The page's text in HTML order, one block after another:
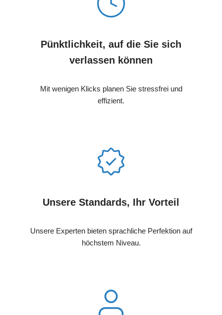
Pünktlichkeit, auf die Sie sich
verlassen können
Mit wenigen Klicks planen Sie stressfrei und
effizient.
Unsere Standards, Ihr Vorteil
Unsere Experten bieten sprachliche Perfektion auf
höchstem Niveau.